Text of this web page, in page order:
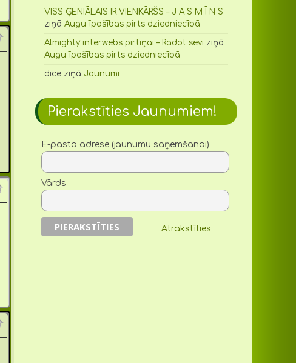
VISS ĢENIĀLAIS IR VIENKĀRŠS – J A S M Ī N S
ziņā Augu īpašības pirts dziedniecībā
Almighty interwebs pirtiņai – Radot sevi ziņā
Augu īpašības pirts dziedniecībā
diceziņā Jaunumi
Pierakstīties Jaunumiem!
E-pasta adrese (jaunumu saņemšanai)
Vārds
Atrakstīties